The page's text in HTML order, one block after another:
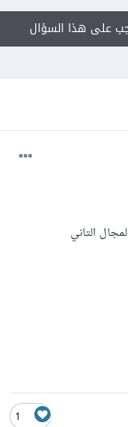
على هذا السؤال
التاني
1